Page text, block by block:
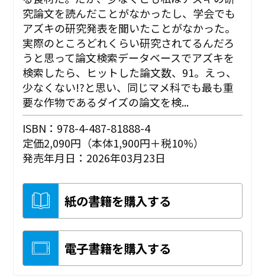
究論文を読んだことがなかったし、学会でも
アズキの研究発表を聞いたことがなかった。
実際のところどれくらい研究されてるんだろ
うと思って論文検索データベースでアズキを
検索したら、ヒットした論文数、91。えっ、
少なくない!?と思い、同じマメ科でも最も重
要な作物であるダイズの論文を検...
ISBN：978-4-487-81888-4
定価2,090円（本体1,900円＋税10%）
発売年月日：2026年03月23日
紙の書籍を購入する
電子書籍を購入する